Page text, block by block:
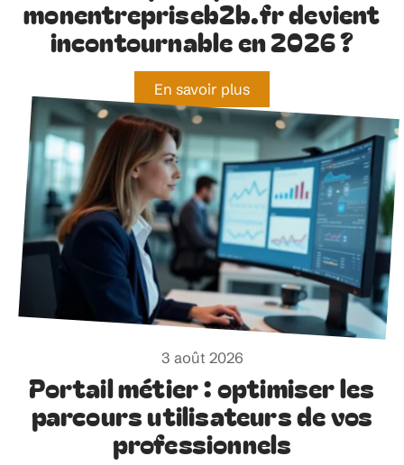
monentrepriseb2b.fr devient
incontournable en 2026 ?
En savoir plus
3 août 2026
Portail métier : optimiser les
parcours utilisateurs de vos
professionnels